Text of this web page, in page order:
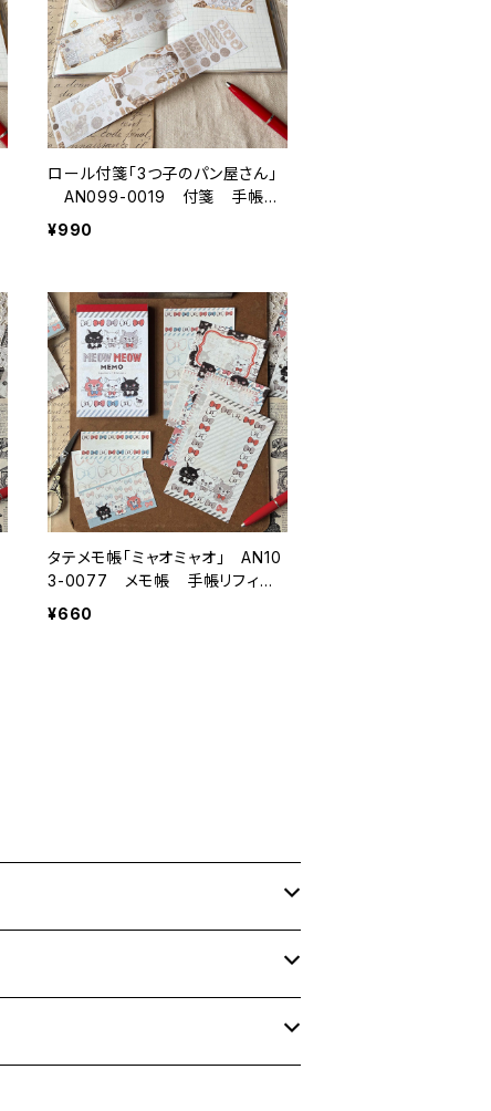
ロール付箋「3つ子のパン屋さん」
AN099-0019 付箋 手帳デ
コ
¥990
タテメモ帳「ミャオミャオ」 AN10
3-0077 メモ帳 手帳リフィル
（穴なし） ミニ6 M6
¥660